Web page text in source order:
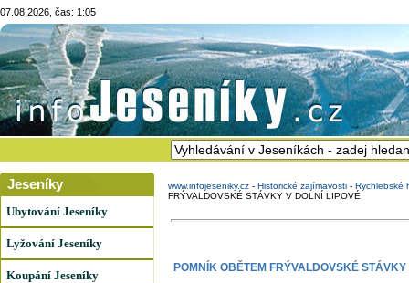
07.08.2026, čas: 1:05
Jeseníky
Ubytování Jeseníky
Lyžování Jeseníky
Koupání Jeseníky
www.infojeseniky.cz - Historické zajímavosti - Rychlebské
FRÝVALDOVSKÉ STÁVKY V DOLNÍ LIPOVÉ
POMNÍK OBĚTEM FRÝVALDOVSKÉ